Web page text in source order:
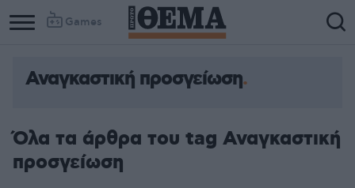
Games
Αναγκαστική προσγείωση
Όλα τα άρθρα του tag Αναγκαστική
προσγείωση